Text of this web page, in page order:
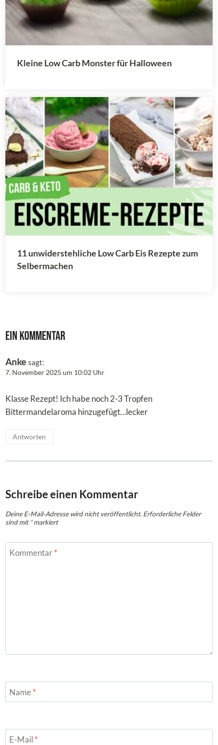
Kleine Low Carb Monster für Halloween
11 unwiderstehliche Low Carb Eis Rezepte zum
Selbermachen
Ein Kommentar
Anke sagt:
7. November 2025 um 10:02 Uhr
Klasse Rezept! Ich habe noch 2-3 Tropfen
Bittermandelaroma hinzugefügt…lecker
Antworten
Schreibe einen Kommentar
Deine E-Mail-Adresse wird nicht veröffentlicht. Erforderliche Felder
sind mit*markiert
Kommentar*
Name*
E-Mail *